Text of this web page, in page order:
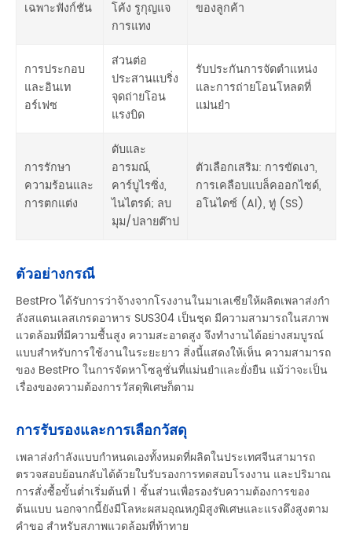
เฉพาะฟังก์ชัน
โค้ง รูกุญแจ
การแทง
ของลูกค้า
การประกอบ
และอินเท
อร์เฟซ
ส่วนต่อ
ประสานแบริ่ง
จุดถ่ายโอน
แรงบิด
รับประกันการจัดตำแหน่ง
และการถ่ายโอนโหลดที่
แม่นยำ
การรักษา
ความร้อนและ
การตกแต่ง
ดับและ
อารมณ์,
คาร์บูไรซิ่ง,
ไนไตรด์; ลบ
มุม/ปลายต๊าป
ตัวเลือกเสริม: การขัดเงา,
การเคลือบแบล็คออกไซด์,
อโนไดซ์ (Al), ทู่ (SS)
ตัวอย่างกรณี
BestPro ได้รับการว่าจ้างจากโรงงานในมาเลเซียให้ผลิตเพลาส่งกำ
ลังสแตนเลสเกรดอาหาร SUS304 เป็นชุด มีความสามารถในสภาพ
แวดล้อมที่มีความชื้นสูง ความสะอาดสูง จึงทำงานได้อย่างสมบูรณ์
แบบสำหรับการใช้งานในระยะยาว สิ่งนี้แสดงให้เห็น ความสามารถ
ของ BestPro ในการจัดหาโซลูชั่นที่แม่นยำและยั่งยืน แม้ว่าจะเป็น
เรื่องของความต้องการวัสดุพิเศษก็ตาม
การรับรองและการเลือกวัสดุ
เพลาส่งกำลังแบบกำหนดเองทั้งหมดที่ผลิตในประเทศจีนสามารถ
ตรวจสอบย้อนกลับได้ด้วยใบรับรองการทดสอบโรงงาน และปริมาณ
การสั่งซื้อขั้นต่ำเริ่มต้นที่ 1 ชิ้นส่วนเพื่อรองรับความต้องการของ
ต้นแบบ นอกจากนี้ยังมีโลหะผสมอุณหภูมิสูงพิเศษและแรงดึงสูงตาม
คำขอ สำหรับสภาพแวดล้อมที่ท้าทาย